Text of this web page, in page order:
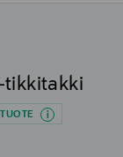
tikkitakki